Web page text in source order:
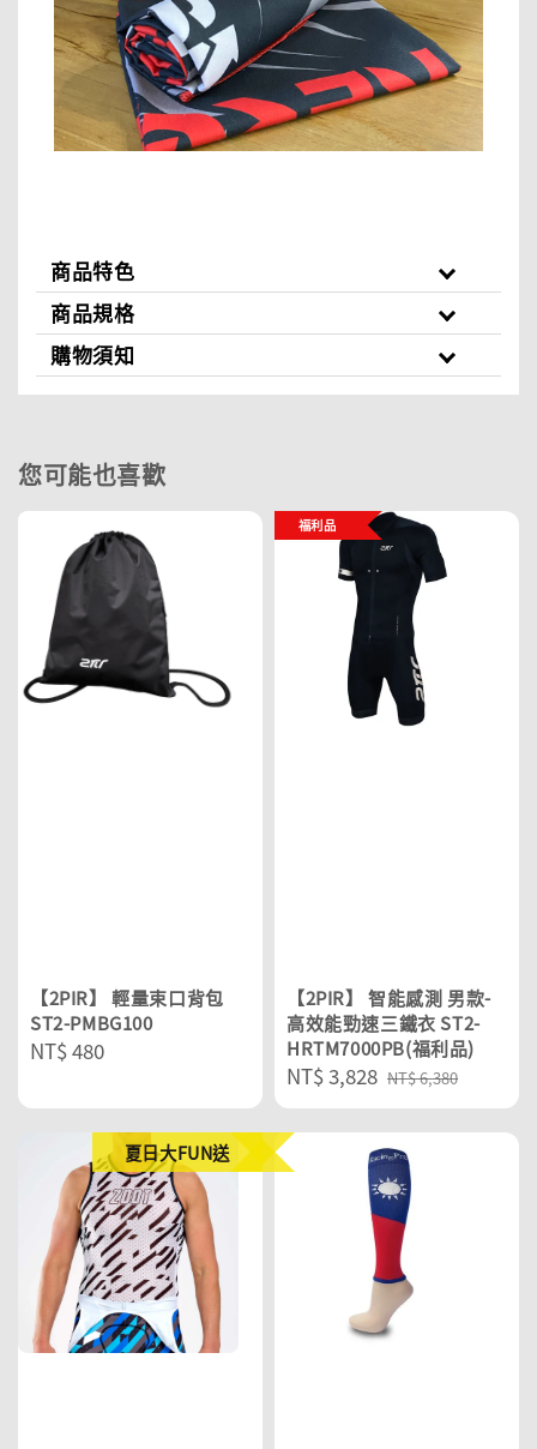
商品特色
商品規格
購物須知
您可能也喜歡
【2PIR】 輕量束口背包
ST2-PMBG100
Regular
NT$ 480
福利品
【2PIR】 智能感測 男款-
高效能勁速三鐵衣 ST2-
HRTM7000PB(福利品)
Sale
price
NT$ 3,828 Regular
price
NT$ 6,380
夏日大FUN送